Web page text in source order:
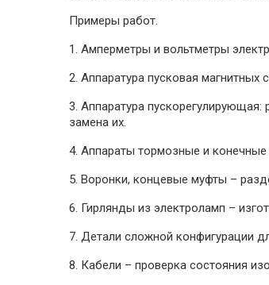
Примеры работ.
1. Амперметры и вольтметры
2. Аппаратура пусковая магнитных
3. Аппаратура
замена их.
4. Аппараты тормозные и
5. Воронки, концевые муфты –
6. Гирлянды из электроламп –
7. Детали сложной конфигурации
8. Кабели – проверка состояния